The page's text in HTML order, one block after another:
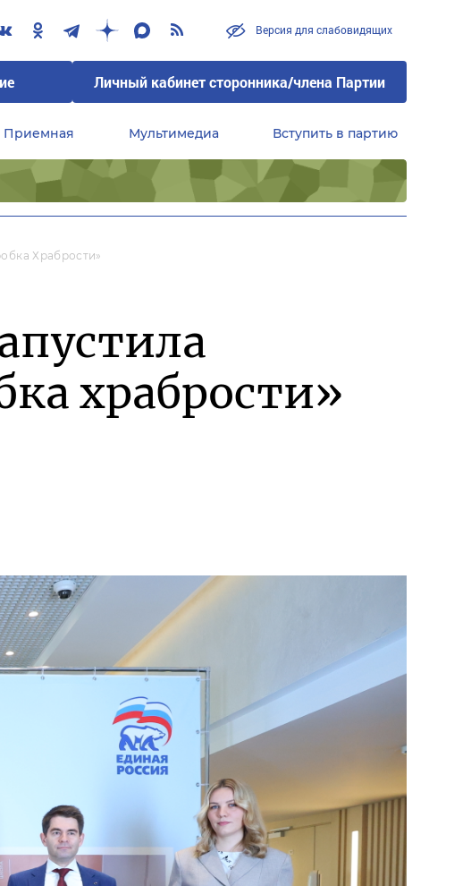
Версия для слабовидящих
Личный кабинет сторонника/члена Партии
Приемная Мультимедиа Вступить в партию
Храбрости»
храбрости»